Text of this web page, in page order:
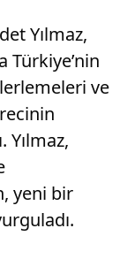
Yılmaz,
Türkiye’nin
ve
Yılmaz,
yeni bir